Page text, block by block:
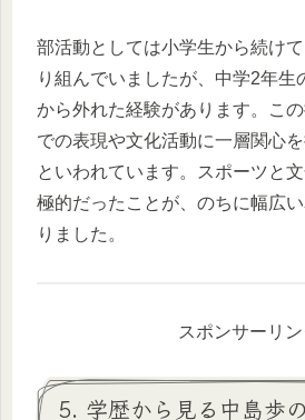
部活動としては小学生から続け
り組んでいましたが、中学2年生
から外れた経験があります。こ
での表現や文化活動に一層関心
といわれています。スポーツと
極的だったことが、のちに幅広
りました。
スポンサーリン
5. 学歴から見る中島歩